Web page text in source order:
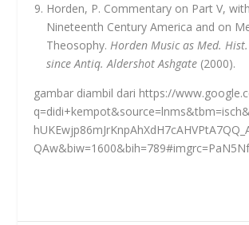
Horden, P. Commentary on Part V,
Nineteenth Century America and on
Theosophy.Horden Music as Med.
since Antiq. Aldershot Ashgate (2000).
gambar diambil dari https://